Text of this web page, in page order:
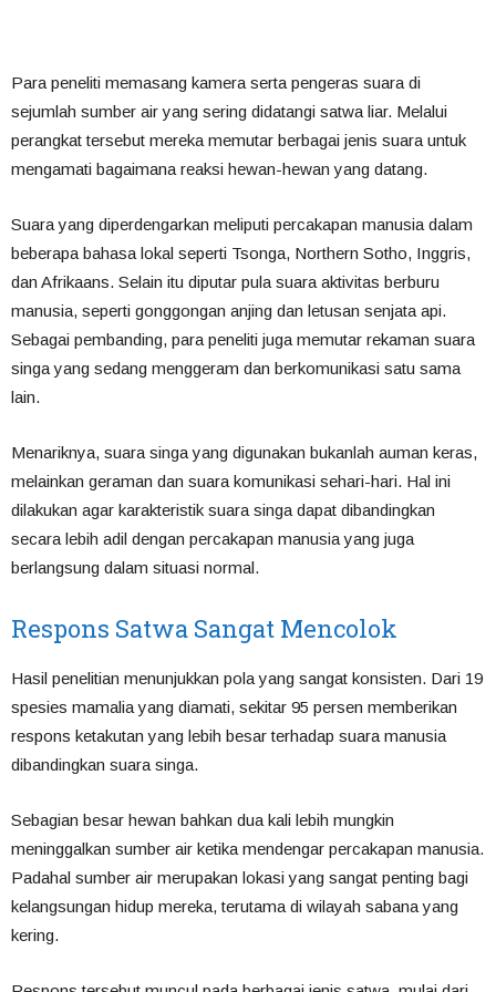
Para peneliti memasang kamera serta pengeras suara di
sejumlah sumber air yang sering didatangi satwa liar. Melalui
perangkat tersebut mereka memutar berbagai jenis suara untuk
mengamati bagaimana reaksi hewan-hewan yang datang.
Suara yang diperdengarkan meliputi percakapan manusia dalam
beberapa bahasa lokal seperti Tsonga, Northern Sotho, Inggris,
dan Afrikaans. Selain itu diputar pula suara aktivitas berburu
manusia, seperti gonggongan anjing dan letusan senjata api.
Sebagai pembanding, para peneliti juga memutar rekaman suara
singa yang sedang menggeram dan berkomunikasi satu sama
lain.
Menariknya, suara singa yang digunakan bukanlah auman keras,
melainkan geraman dan suara komunikasi sehari-hari. Hal ini
dilakukan agar karakteristik suara singa dapat dibandingkan
secara lebih adil dengan percakapan manusia yang juga
berlangsung dalam situasi normal.
Respons Satwa Sangat Mencolok
Hasil penelitian menunjukkan pola yang sangat konsisten. Dari 19
spesies mamalia yang diamati, sekitar 95 persen memberikan
respons ketakutan yang lebih besar terhadap suara manusia
dibandingkan suara singa.
Sebagian besar hewan bahkan dua kali lebih mungkin
meninggalkan sumber air ketika mendengar percakapan manusia.
Padahal sumber air merupakan lokasi yang sangat penting bagi
kelangsungan hidup mereka, terutama di wilayah sabana yang
kering.